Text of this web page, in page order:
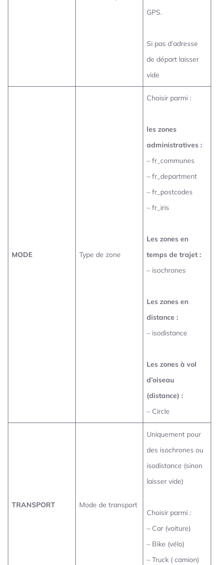
GPS.
Si pas d’adresse
de départ laisser
vide
MODE Type de zone
Choisir parmi :
les zones
administratives :
– fr_communes
– fr_department
– fr_postcodes
– fr_iris
Les zones en
temps de trajet :
– isochrones
Les zones en
distance :
– isodistance
Les zones à vol
d’oiseau
(distance) :
– Circle
TRANSPORT Mode de transport
Uniquement pour
des isochrones ou
isodistance (sinon
laisser vide)
Choisir parmi :
– Car (voiture)
– Bike (vélo)
– Truck ( camion)